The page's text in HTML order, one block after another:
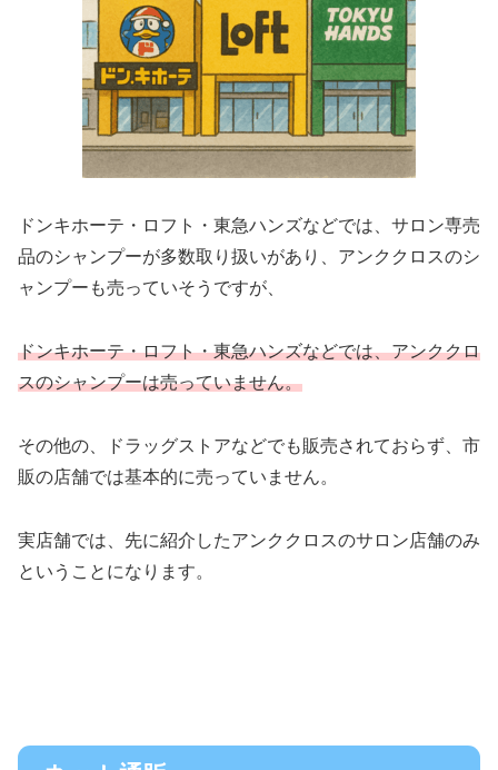
ドンキホーテ・ロフト・東急ハンズなどでは、サロン専売
品のシャンプーが多数取り扱いがあり、アンククロスのシ
ャンプーも売っていそうですが、
ドンキホーテ・ロフト・東急ハンズなどでは、アンククロ
スのシャンプーは売っていません。
その他の、ドラッグストアなどでも販売されておらず、市
販の店舗では基本的に売っていません。
実店舗では、先に紹介したアンククロスのサロン店舗のみ
ということになります。